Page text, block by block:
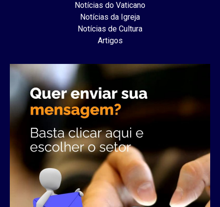
Notícias do Vaticano
Notícias da Igreja
Notícias de Cultura
Artigos